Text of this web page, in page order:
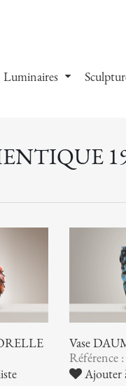
Luminaires
Vase
Référence
Ajouter